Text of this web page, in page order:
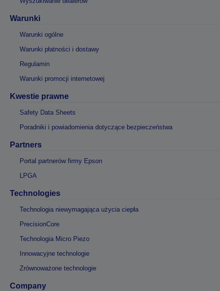
Warunki
Warunki ogólne
Warunki płatności i dostawy
Regulamin
Warunki promocji internetowej
Kwestie prawne
Safety Data Sheets
Poradniki i powiadomienia dotyczące bezpieczeństwa
Partners
Portal partnerów firmy Epson
LPGA
Technologies
Technologia niewymagająca użycia ciepła
PrecisionCore
Technologia Micro Piezo
Innowacyjne technologie
Zrównoważone technologie
Company